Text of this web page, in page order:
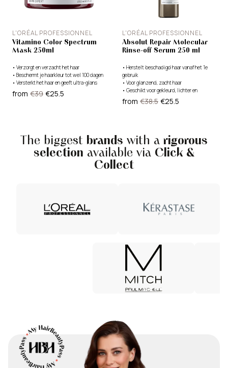
L'ORÉAL PROFESSIONNEL
Vitamino Color Spectrum
Mask 250ml
• Verzorgt en verzacht het haar
• Beschermt je haarkleur tot wel 100 dagen
• Versterkt het haar en geeft ultra-glans
from €39 €25.5
L'ORÉAL PROFESSIONNEL
Absolut Repair Molecular
Rinse-off Serum 250 ml
• Herstelt beschadigd haar vanaf het 1e
gebruik
• Voor glanzend, zacht haar
• Geschikt voor gekleurd, lichter en
natuurlijk haar
from €38.5 €25.5
The biggest brands with a rigorous
selection available via Click &
Collect